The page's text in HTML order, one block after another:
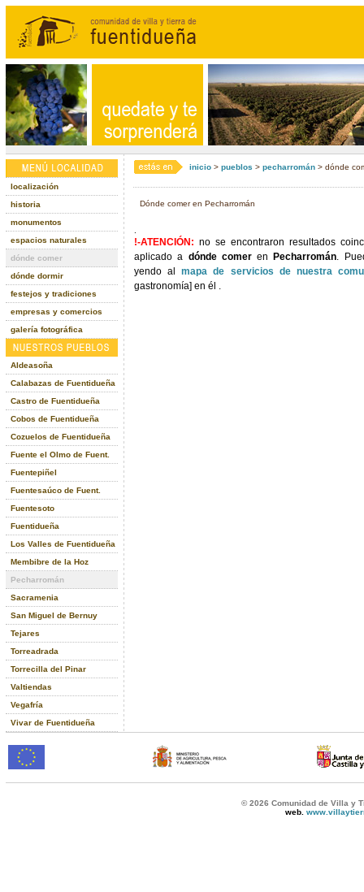
localización
historia
monumentos
espacios naturales
dónde comer
dónde dormir
festejos y tradiciones
empresas y comercios
galería fotográfica
Aldeasoña
Calabazas de Fuentidueña
Castro de Fuentidueña
Cobos de Fuentidueña
Cozuelos de Fuentidueña
Fuente el Olmo de Fuent.
Fuentepiñel
Fuentesaúco de Fuent.
Fuentesoto
Fuentidueña
Los Valles de Fuentidueña
Membibre de la Hoz
Pecharromán
Sacramenia
San Miguel de Bernuy
Tejares
Torreadrada
Torrecilla del Pinar
Valtiendas
Vegafría
Vivar de Fuentidueña
inicio > pueblos > pecharromán > dónde
Dónde comer en Pecharromán
!-ATENCIÓN: no se encontraron resultados
aplicado a dónde comeren Pecharromán.
yendo almapa de servicios de nuestra
gastronomía] en él .
© 2026 Comunidad de Villa y
web.